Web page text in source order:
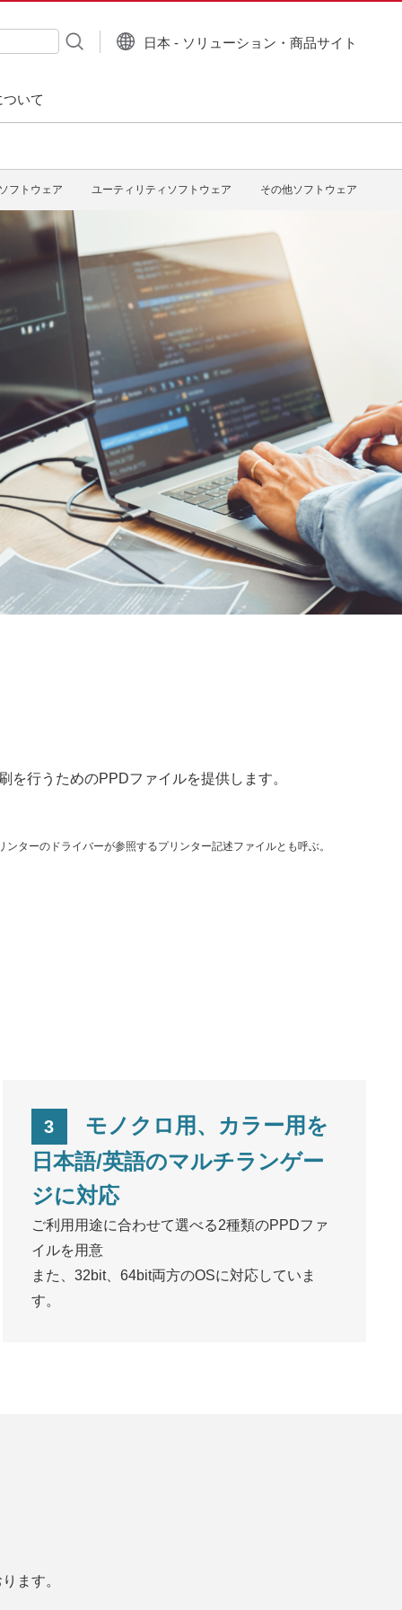
いて
日本 - ソリューション・商品サイト
フトウェア ユーティリティソフトウェア その他ソフトウェア
行うためのPPDファイルを提供します。
ターのドライバーが参照するプリンター記述ファイルとも呼ぶ。
3
モノクロ用、カラー用を
日本語/英語のマルチランゲー
ジに対応
ご利用用途に合わせて選べる2種類のPPDファ
イルを用意
また、32bit、64bit両方のOSに対応していま
す。
ます。